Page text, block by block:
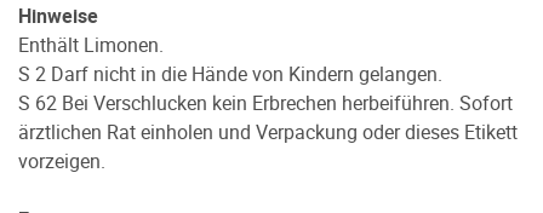
Hinweise
Enthält Limonen.
S 2 Darf nicht in die Hände von Kindern gelangen.
S 62 Bei Verschlucken kein Erbrechen herbeiführen. Sofort
ärztlichen Rat einholen und Verpackung oder dieses Etikett
vorzeigen.